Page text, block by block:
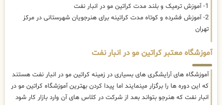
1- آموزش ترمیک و بلند مدت کراتین مو در انبار نفت
2- آموزش فشرده و کوتاه مدت کراتینه برای هنرجویان شهرستانی در مرکز
تهران
آموزشگاه معتبر کراتین مو در انبار نفت
آموزشگاه های آرایشگری های بسیاری در زمینه کراتین مو در انبار نفت هستند
که این دوره ها را برگزار مینمایند اما پیدا کردن بهترین آموزشگاه کراتین مو در
انبار نفت که هنرجو بتواند بعد از شرکت در کلاس های آن وارد بازار کار شود